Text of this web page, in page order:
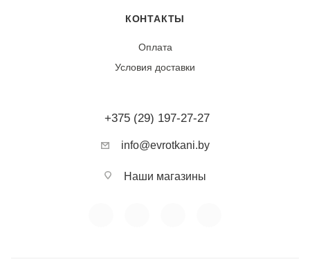
КОНТАКТЫ
Оплата
Условия доставки
+375 (29) 197-27-27
info@evrotkani.by
Наши магазины